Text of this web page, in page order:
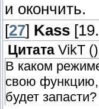
и окончить.
[27] Kass
Цитата VikT ()
В каком
свою функцию,
будет